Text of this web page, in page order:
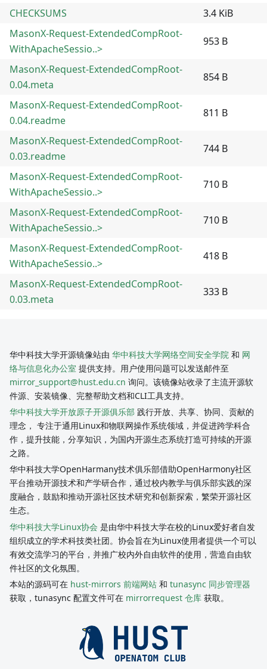
CHECKSUMS
3.4 KiB
MasonX-Request-ExtendedCompRoot-
WithApacheSessio..>
953 B
MasonX-Request-ExtendedCompRoot-
0.04.meta
854 B
MasonX-Request-ExtendedCompRoot-
0.04.readme
811 B
MasonX-Request-ExtendedCompRoot-
0.03.readme
744 B
MasonX-Request-ExtendedCompRoot-
WithApacheSessio..>
710 B
MasonX-Request-ExtendedCompRoot-
WithApacheSessio..>
710 B
MasonX-Request-ExtendedCompRoot-
WithApacheSessio..>
418 B
MasonX-Request-ExtendedCompRoot-
0.03.meta
333 B
华中科技大学开源镜像站由 华中科技大学网络空间安全学院 和 网
络与信息化办公室 提供支持。用户使用问题可以发送邮件至
mirror_support@hust.edu.cn 询问。该镜像站收录了主流开源软
件源、安装镜像、完整帮助文档和CLI工具支持。
华中科技大学开放原子开源俱乐部 践行开放、共享、协同、贡献的
理念， 专注于通用Linux和物联网操作系统领域，并促进跨学科合
作，提升技能，分享知识，为国内开源生态系统打造可持续的开源
之路。
华中科技大学OpenHarmany技术俱乐部借助OpenHarmony社区
平台推动开源技术和产学研合作，通过校内教学与俱乐部实践的深
度融合，鼓励和推动开源社区技术研究和创新探索，繁荣开源社区
生态。
华中科技大学Linux协会 是由华中科技大学在校的Linux爱好者自发
组织成立的学术科技类社团。协会旨在为Linux使用者提供一个可以
有效交流学习的平台，并推广校内外自由软件的使用，营造自由软
件社区的文化氛围。
本站的源码可在 hust-mirrors 前端网站 和 tunasync 同步管理器
获取，tunasync 配置文件可在 mirrorrequest 仓库 获取。